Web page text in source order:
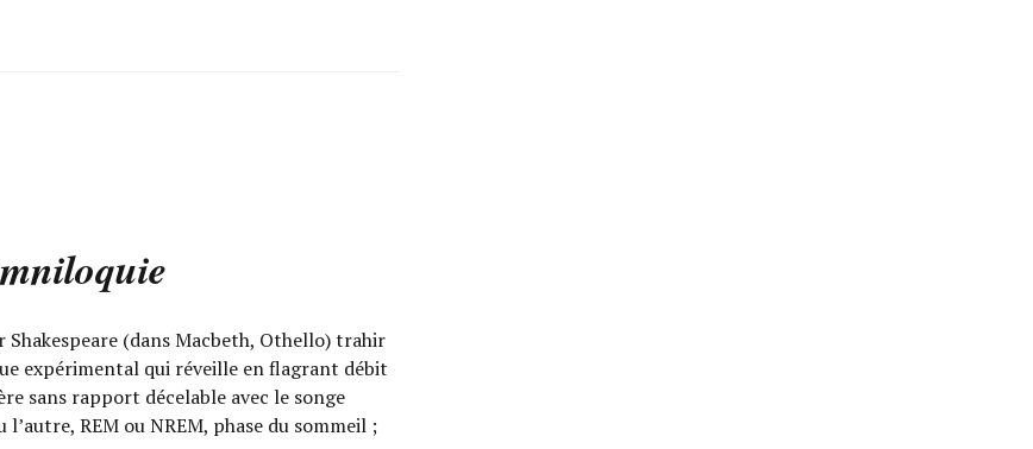
(dans Macbeth, Othello) trahir
expérimental qui réveille en flagrant débit
sans rapport décelable avec le songe
REM ou NREM, phase du sommeil ;